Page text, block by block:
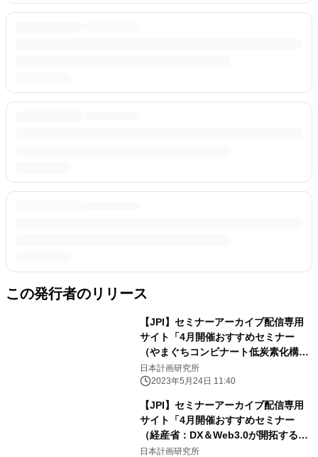
この発行者のリリース
【JPI】セミナーアーカイブ配信専用
サイト「4月開催おすすめセミナー
（やまぐちコンビナート低炭素化構
想、商船三井のLNG・LNG船事業、再
エネ発電事業・投資の最前線）」のご
日本計画研究所
2023年5月24日 11:40
【JPI】セミナーアーカイブ配信専用
サイト「4月開催おすすめセミナー
（経産省：DX＆Web3.0が開拓するス
ポーツ産業、関西電力の電力ビジネス
日本計画研究所